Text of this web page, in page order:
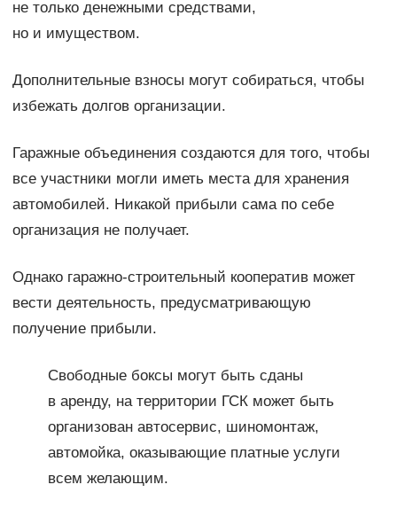
не только денежными средствами,
но и имуществом.
Дополнительные взносы могут собираться, чтобы
избежать долгов организации.
Гаражные объединения создаются для того, чтобы
все участники могли иметь места для хранения
автомобилей. Никакой прибыли сама по себе
организация не получает.
Однако гаражно-строительный кооператив может
вести деятельность, предусматривающую
получение прибыли.
Свободные боксы могут быть сданы
в аренду, на территории ГСК может быть
организован автосервис, шиномонтаж,
автомойка, оказывающие платные услуги
всем желающим.